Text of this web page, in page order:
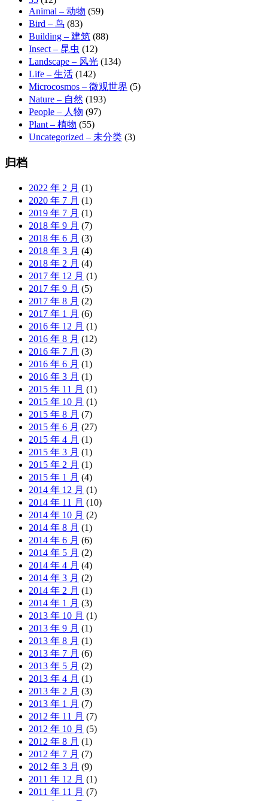
Animal – 动物 (59)
Bird – 鸟 (83)
Building – 建筑 (88)
Insect – 昆虫 (12)
Landscape – 风光 (134)
Life – 生活 (142)
Microcosmos – 微观世界 (5)
Nature – 自然 (193)
People – 人物 (97)
Plant – 植物 (55)
Uncategorized – 未分类 (3)
归档
2022 年 2 月 (1)
2020 年 7 月 (1)
2019 年 7 月 (1)
2018 年 9 月 (7)
2018 年 6 月 (3)
2018 年 3 月 (4)
2018 年 2 月 (4)
2017 年 12 月 (1)
2017 年 9 月 (5)
2017 年 8 月 (2)
2017 年 1 月 (6)
2016 年 12 月 (1)
2016 年 8 月 (12)
2016 年 7 月 (3)
2016 年 6 月 (1)
2016 年 3 月 (1)
2015 年 11 月 (1)
2015 年 10 月 (1)
2015 年 8 月 (7)
2015 年 6 月 (27)
2015 年 4 月 (1)
2015 年 3 月 (1)
2015 年 2 月 (1)
2015 年 1 月 (4)
2014 年 12 月 (1)
2014 年 11 月 (10)
2014 年 10 月 (2)
2014 年 8 月 (1)
2014 年 6 月 (6)
2014 年 5 月 (2)
2014 年 4 月 (4)
2014 年 3 月 (2)
2014 年 2 月 (1)
2014 年 1 月 (3)
2013 年 10 月 (1)
2013 年 9 月 (1)
2013 年 8 月 (1)
2013 年 7 月 (6)
2013 年 5 月 (2)
2013 年 4 月 (1)
2013 年 2 月 (3)
2013 年 1 月 (7)
2012 年 11 月 (7)
2012 年 10 月 (5)
2012 年 8 月 (1)
2012 年 7 月 (7)
2012 年 3 月 (9)
2011 年 12 月 (1)
2011 年 11 月 (7)